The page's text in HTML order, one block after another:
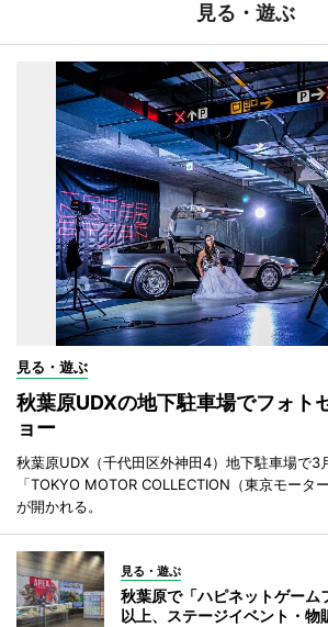
見る・遊ぶ
見る・遊ぶ
秋葉原UDXの地下駐車場でフォト
ョー
秋葉原UDX（千代田区外神田4）地下駐車場で3
「TOKYO MOTOR COLLECTION（東京モータ
が開かれる。
見る・遊ぶ
秋葉原で「ハピネットゲー
以上、ステージイベント・物